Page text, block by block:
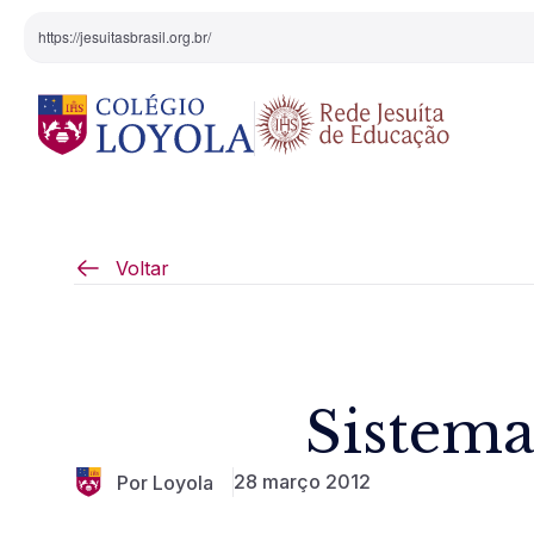
https://jesuitasbrasil.org.br/
Pedagogia Inaciana
Voltar
Por Loyola 28 março 2012